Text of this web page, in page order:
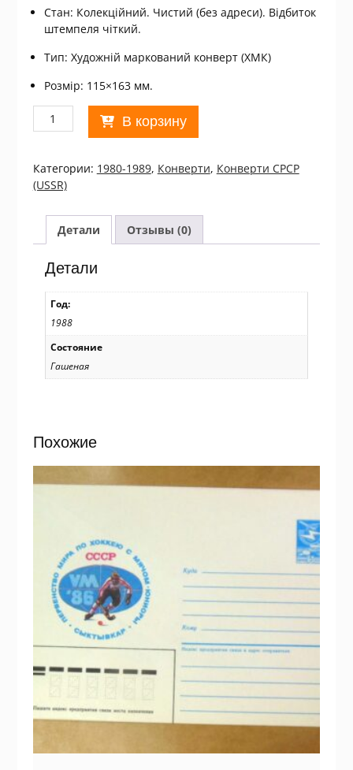
Стан: Колекційний. Чистий (без адреси). Відбиток
штемпеля чіткий.
Тип: Художній маркований конверт (ХМК)
Розмір: 115×163 мм.
Количество
товара
СРСР
1988.
Один
бакинских
комиссаров
Габышев
Казань)
Ref:
k225
В корзину
Категории: 1980-1989, Конверти, Конверти СРСР
(USSR)
Детали Отзывы (0)
Детали
Год:
1988
Состояние
Гашеная
Похожие